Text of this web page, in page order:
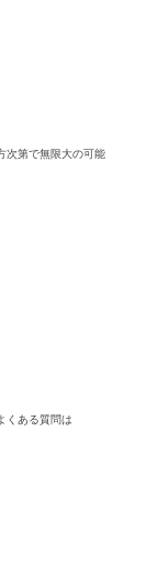
次第で無限大の可能
くある質問は